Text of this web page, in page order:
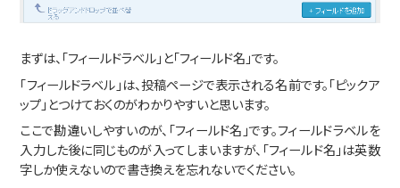
まずは、「フィールドラベル」と「フィールド名」です。
「フィールドラベル」は、投稿ページで表示される名前です。「ピックア
ップ」とつけておくのがわかりやすいと思います。
ここで勘違いしやすいのが、「フィールド名」です。フィールドラベルを
入力した後に同じものが入ってしまいますが、「フィールド名」は英数
字しか使えないので書き換えを忘れないでください。